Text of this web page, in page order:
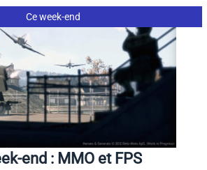
Ce week-end
end : MMO et FPS